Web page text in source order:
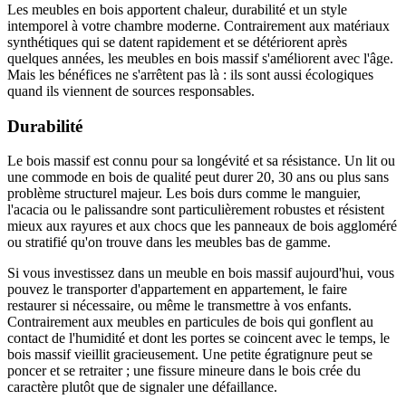
Les meubles en bois apportent chaleur, durabilité et un style
intemporel à votre chambre moderne. Contrairement aux matériaux
synthétiques qui se datent rapidement et se détériorent après
quelques années, les meubles en bois massif s'améliorent avec l'âge.
Mais les bénéfices ne s'arrêtent pas là : ils sont aussi écologiques
quand ils viennent de sources responsables.
Durabilité
Le bois massif est connu pour sa longévité et sa résistance. Un lit ou
une commode en bois de qualité peut durer 20, 30 ans ou plus sans
problème structurel majeur. Les bois durs comme le manguier,
l'acacia ou le palissandre sont particulièrement robustes et résistent
mieux aux rayures et aux chocs que les panneaux de bois aggloméré
ou stratifié qu'on trouve dans les meubles bas de gamme.
Si vous investissez dans un meuble en bois massif aujourd'hui, vous
pouvez le transporter d'appartement en appartement, le faire
restaurer si nécessaire, ou même le transmettre à vos enfants.
Contrairement aux meubles en particules de bois qui gonflent au
contact de l'humidité et dont les portes se coincent avec le temps, le
bois massif vieillit gracieusement. Une petite égratignure peut se
poncer et se retraiter ; une fissure mineure dans le bois crée du
caractère plutôt que de signaler une défaillance.